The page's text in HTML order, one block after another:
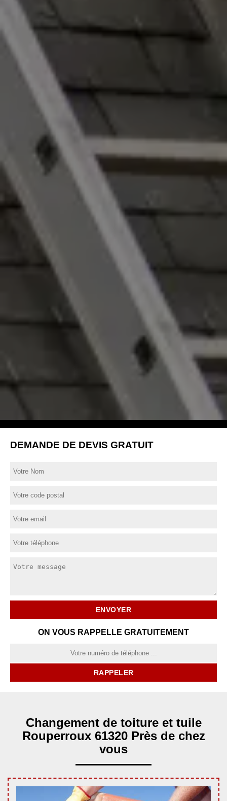
DEMANDE DE DEVIS GRATUIT
ON VOUS RAPPELLE GRATUITEMENT
Changement de toiture et tuile
Rouperroux 61320 Près de chez
vous